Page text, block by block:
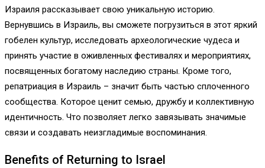
Израиля рассказывает свою уникальную историю.
Вернувшись в Израиль, вы сможете погрузиться в этот яркий
гобелен культур, исследовать археологические чудеса и
принять участие в оживленных фестивалях и мероприятиях,
посвященных богатому наследию страны. Кроме того,
репатриация в Израиль – значит быть частью сплоченного
сообщества. Которое ценит семью, дружбу и коллективную
идентичность. Что позволяет легко завязывать значимые
связи и создавать неизгладимые воспоминания.
Benefits of Returning to Israel